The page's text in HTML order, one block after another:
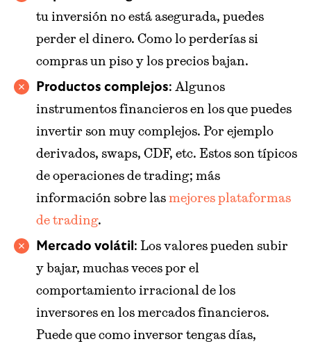
tu inversión no está asegurada, puedes
perder el dinero. Como lo perderías si
compras un piso y los precios bajan.
Productos complejos: Algunos
instrumentos financieros en los que puedes
invertir son muy complejos. Por ejemplo
derivados, swaps, CDF, etc. Estos son típicos
de operaciones de trading; más
información sobre lasmejores plataformas
de trading.
Mercado volátil : Los valores pueden subir
y bajar, muchas veces por el
comportamiento irracional de los
inversores en los mercados financieros.
Puede que como inversor tengas días,